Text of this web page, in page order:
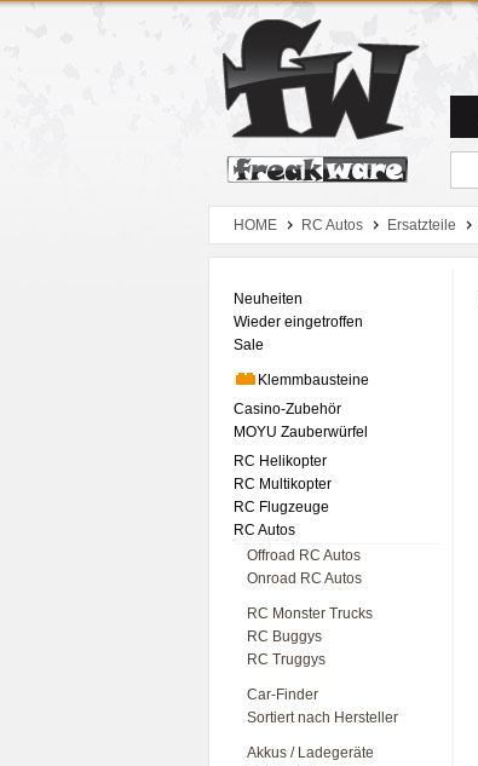
Zum Hauptmenue
Zum Seiteninhalt
Zum Warenkob
HOME RC Autos Ersatzteile
Neuheiten
Wieder eingetroffen
Sale
Klemmbausteine
Casino-Zubehör
MOYU Zauberwürfel
RC Helikopter
RC Multikopter
RC Flugzeuge
RC Autos
Offroad RC Autos
Onroad RC Autos
RC Monster Trucks
RC Buggys
RC Truggys
Car-Finder
Sortiert nach Hersteller
Akkus / Ladegeräte